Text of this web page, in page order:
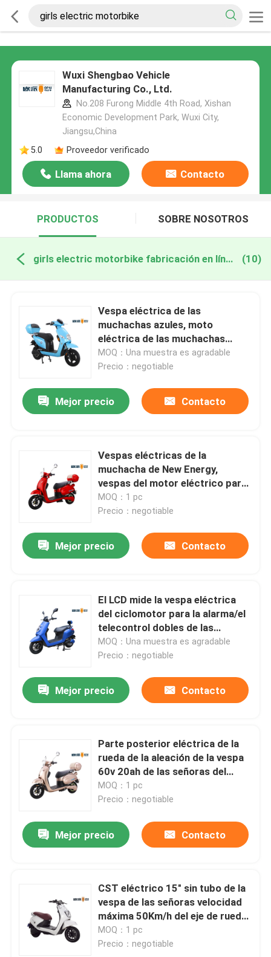
Wuxi Shengbao Vehicle
Manufacturing Co., Ltd.
No.208 Furong Middle 4th Road, Xishan
Economic Development Park, Wuxi City,
Jiangsu,China
5.0
Proveedor verificado
Llama ahora Contacto
PRODUCTOS SOBRE NOSOTROS
girls electric motorbike fabricación en línea (10)
Vespa eléctrica de las
muchachas azules, moto
eléctrica de las muchachas
potentes
MOQ：Una muestra es agradable
Precio：negotiable
Mejor precio Contacto
Vespas eléctricas de la
muchacha de New Energy,
vespas del motor eléctrico para
las muchachas
MOQ：1 pc
Precio：negotiable
Mejor precio Contacto
El LCD mide la vespa eléctrica
del ciclomotor para la alarma/el
telecontrol dobles de las
muchachas
MOQ：Una muestra es agradable
Precio：negotiable
Mejor precio Contacto
Parte posterior eléctrica de la
rueda de la aleación de la vespa
60v 20ah de las señoras del
freno de mano 650W
MOQ：1 pc
Precio：negotiable
Mejor precio Contacto
CST eléctrico 15" sin tubo de la
vespa de las señoras velocidad
máxima 50Km/h del eje de rueda
de la aleación
MOQ：1 pc
Precio：negotiable